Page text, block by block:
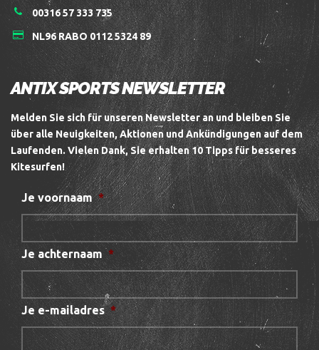
00316 57 333 735
NL96 RABO 0112 5324 89
ANTIX SPORTS NEWSLETTER
Melden Sie sich für unseren Newsletter an und bleiben Sie
über alle Neuigkeiten, Aktionen und Ankündigungen auf dem
Laufenden. Vielen Dank, Sie erhalten 10 Tipps für besseres
Kitesurfen!
Je voornaam *
Je achternaam *
Je e-mailadres *